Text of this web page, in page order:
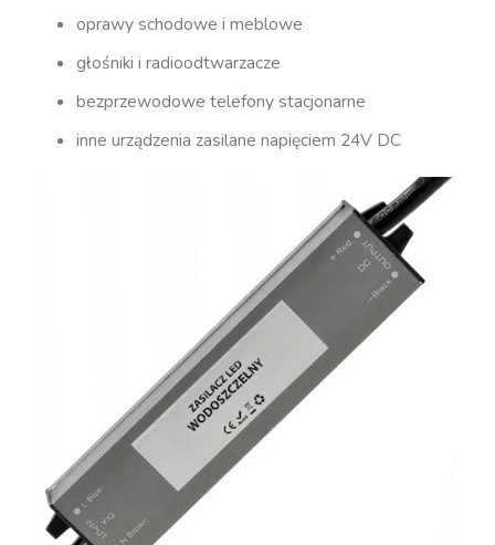
oprawy schodowe i meblowe
głośniki i radioodtwarzacze
bezprzewodowe telefony stacjonarne
inne urządzenia zasilane napięciem 24V DC